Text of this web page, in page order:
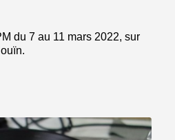
du 7 au 11 mars 2022, sur